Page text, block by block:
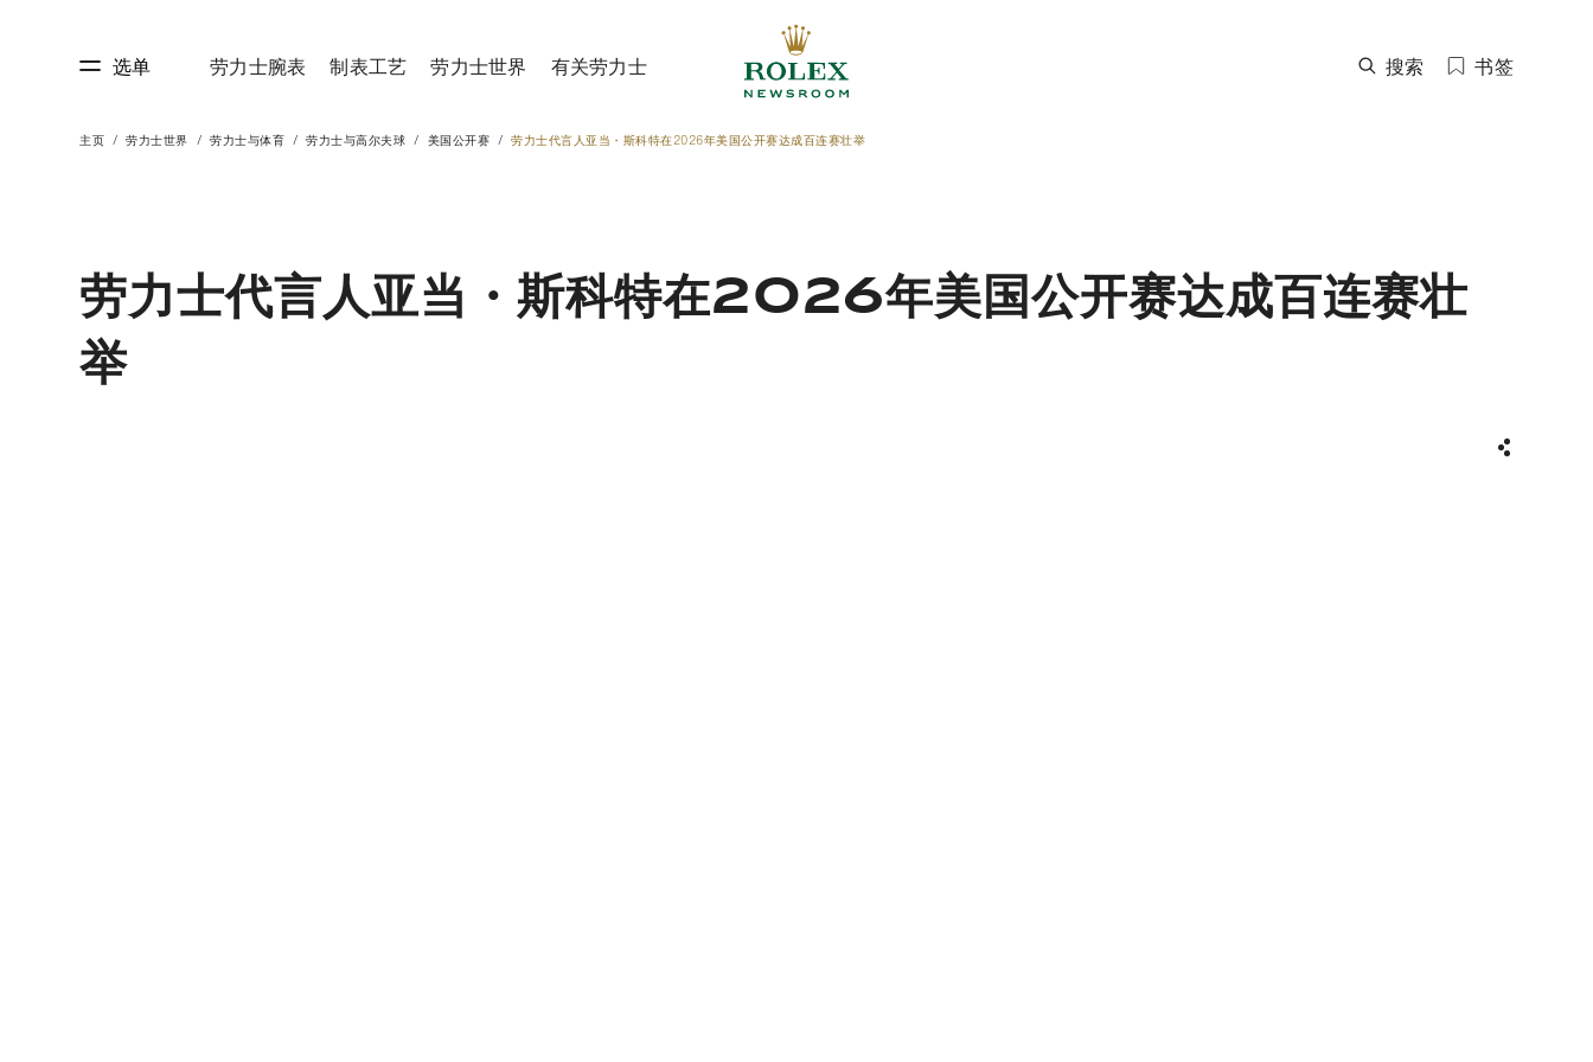
选单 劳力士腕表 制表工艺 劳力士世界 有关劳力士 搜索 书签
主页 劳力士世界 劳力士与体育 劳力士与高尔夫球 美国公开赛 劳力士代言人亚当・斯科特在2026年美国公开赛达成百连赛壮举
劳力士代言人亚当・斯科特在2026年美国公开赛达成百连赛壮
举